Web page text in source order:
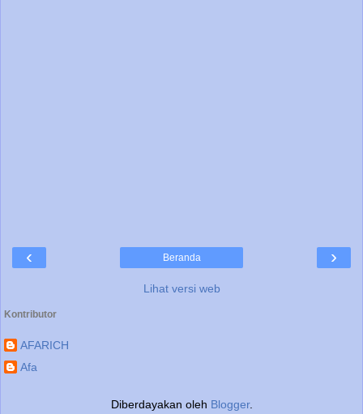
‹ ›
Beranda
Lihat versi web
Kontributor
AFARICH
Afa
Diberdayakan oleh Blogger.